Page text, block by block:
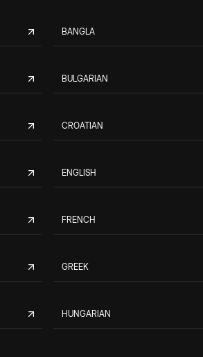
BANGLA
BULGARIAN
CROATIAN
ENGLISH
FRENCH
GREEK
HUNGARIAN